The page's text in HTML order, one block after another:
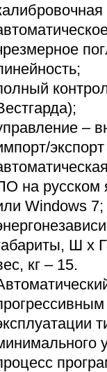
–
на русском
Windows 7;
Ш х
кг – 15.